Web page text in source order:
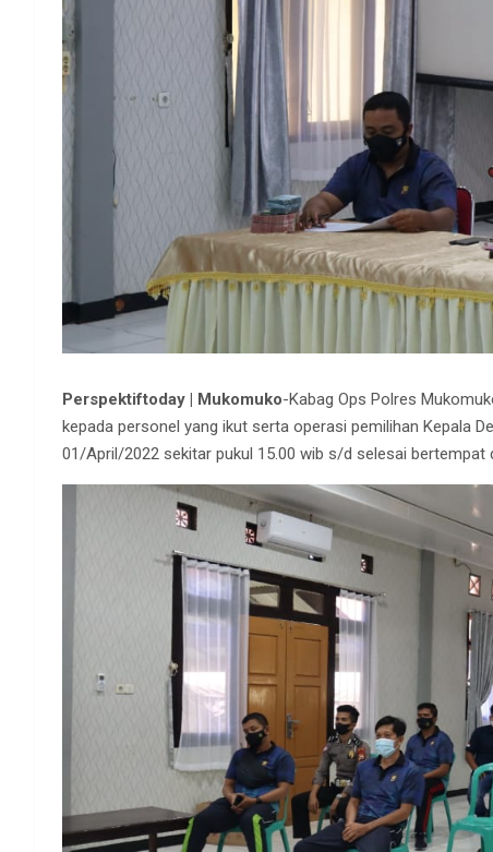
Perspektiftoday | Mukomuko-Kabag Ops Polres
kepada personel yang ikut serta operasi pemilihan Kepala
01/April/2022 sekitar pukul 15.00 wib s/d selesai bertempat